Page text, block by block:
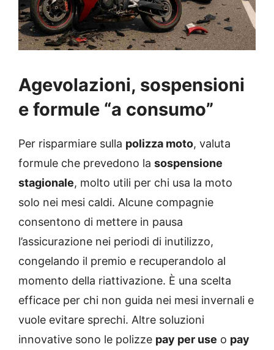
Agevolazioni, sospensioni
e formule “a consumo”
Per risparmiare sulla polizza moto, valuta
formule che prevedono la sospensione
stagionale, molto utili per chi usa la moto
solo nei mesi caldi. Alcune compagnie
consentono di mettere in pausa
l’assicurazione nei periodi di inutilizzo,
congelando il premio e recuperandolo al
momento della riattivazione. È una scelta
efficace per chi non guida nei mesi invernali e
vuole evitare sprechi. Altre soluzioni
innovative sono le polizze pay per use o pay